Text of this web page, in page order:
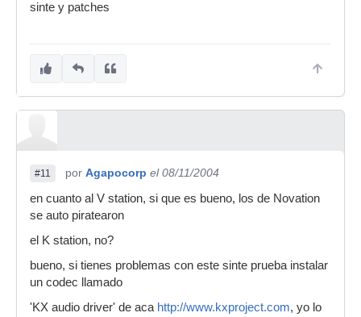
sinte y patches
#11 por Agapocorp el 08/11/2004
en cuanto al V station, si que es bueno, los de Novation
se auto piratearon
el K station, no?
bueno, si tienes problemas con este sinte prueba instalar
un codec llamado
'KX audio driver' de aca http://www.kxproject.com, yo lo